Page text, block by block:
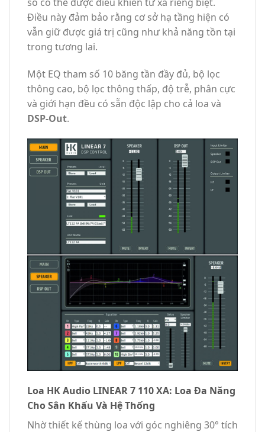
số có thể được điều khiển từ xa riêng biệt.
Điều này đảm bảo rằng cơ sở hạ tầng hiện có
vẫn giữ được giá trị cũng như khả năng tồn tại
trong tương lai.
Một EQ tham số 10 băng tần đầy đủ, bộ lọc
thông cao, bộ lọc thông thấp, độ trễ, phân cực
và giới hạn đều có sẵn độc lập cho cả loa và
DSP-Out.
Loa HK Audio LINEAR 7 110 XA: Loa Đa Năng
Cho Sân Khấu Và Hệ Thống
Nhờ thiết kế thùng loa với góc nghiêng 30° tích